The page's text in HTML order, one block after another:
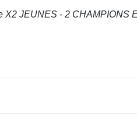
X2 JEUNES - 2 CHAMPIONS